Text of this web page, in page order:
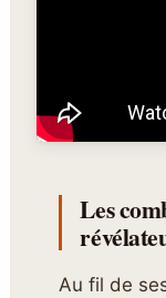
Les
Au fil de